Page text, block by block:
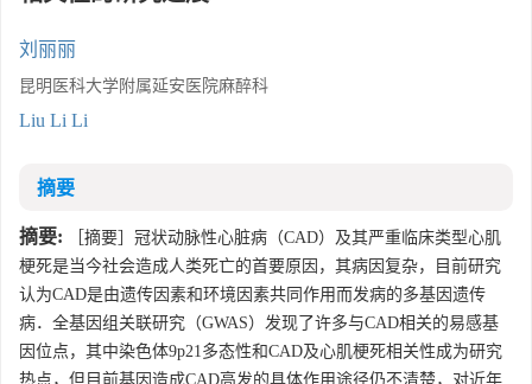
刘丽丽
昆明医科大学附属延安医院麻醉科
Liu Li Li
摘要
摘要: ［摘要］冠状动脉性心脏病（CAD）及其严重临床类型心肌
梗死是当今社会造成人类死亡的首要原因，其病因复杂，目前研究
认为CAD是由遗传因素和环境因素共同作用而发病的多基因遗传
病．全基因组关联研究（GWAS）发现了许多与CAD相关的易感基
因位点，其中染色体9p21多态性和CAD及心肌梗死相关性成为研究
热点，但目前基因造成CAD高发的具体作用途径仍不清楚，对近年